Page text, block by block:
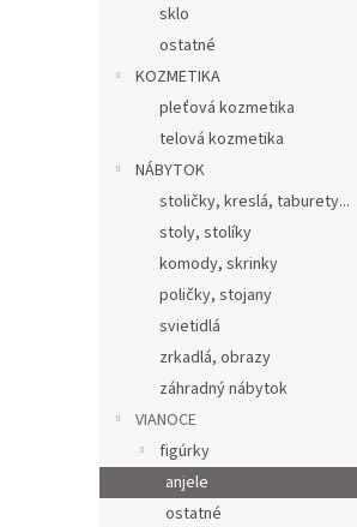
sklo
ostatné
KOZMETIKA
pleťová kozmetika
telová kozmetika
NÁBYTOK
stoličky, kreslá, taburety...
stoly, stolíky
komody, skrinky
poličky, stojany
svietidlá
zrkadlá, obrazy
záhradný nábytok
VIANOCE
figúrky
anjele
ostatné